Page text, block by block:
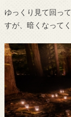
ゆっくり見て回っ
すが、暗くなって